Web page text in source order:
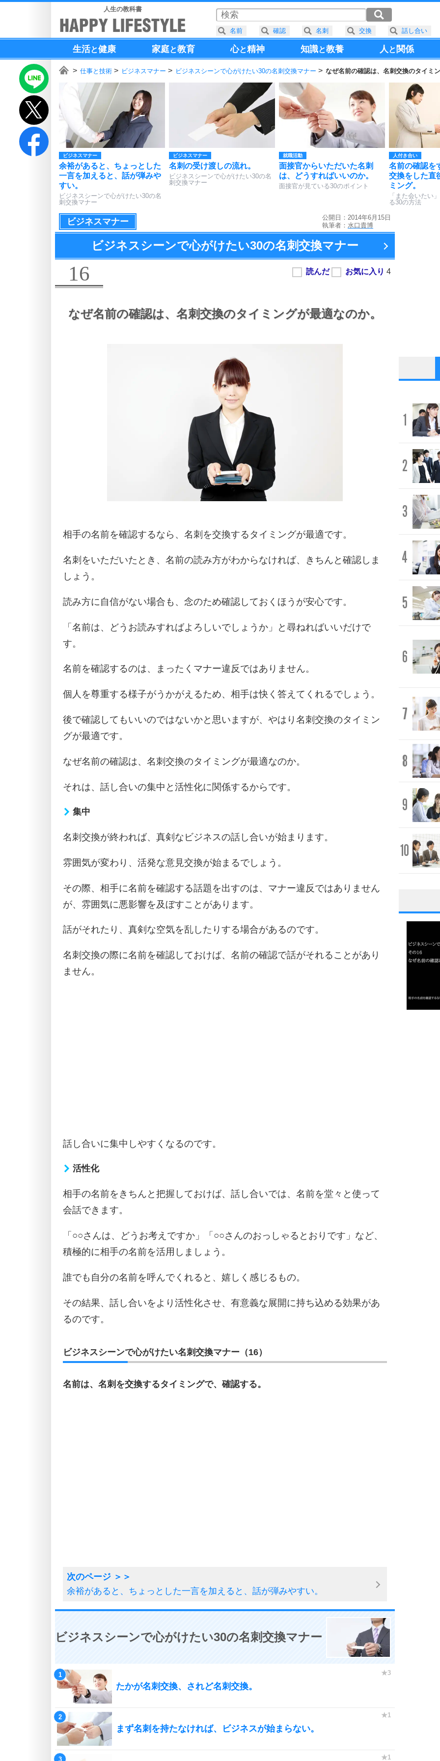
人生の教科書
生活と健康 家庭と教育 心と精神 知識と教養 人と 関係
仕事と技術 ビジネスマナー ビジネスシーンで心がけたい30の名刺交換マナー なぜ名前の確認は、名刺交換のタイミ
ビジネスマナー
余裕があると、ちょっとした
一言を加えると、話が弾みや
すい。
ビジネスシーンで心がけたい30の名
刺交換マナー
ビジネスマナー
名刺の受け渡しの流れ。
ビジネスシーンで心がけたい30の名
刺交換マナー
就職活動
面接官からいただいた名刺
は、どうすればいいのか。
面接官が見ている30のポイント
人付き合い
名前の確認を
交換をした直
ミング。
「また会いたい
る30の方法
ビジネスマナー
公開日：2014年6月15日
執筆者： 水口貴博
ビジネスシーンで心がけたい30の名刺交換マナー
16
なぜ名前の確認は、 名刺交換のタイミングが最適なのか。
相手の名前を確認するなら、名刺を交換するタイミングが最適です。
名刺をいただいたとき、名前の読み方がわからなければ、きちんと確認しま
しょう。
読み方に自信がない場合も、念のため確認しておくほうが安心です。
「名前は、どうお読みすればよろしいでしょうか」と尋ねればいいだけで
す。
名前を確認するのは、まったくマナー違反ではありません。
個人を尊重する様子がうかがえるため、相手は快く答えてくれるでしょう。
後で確認してもいいのではないかと思いますが、やはり名刺交換のタイミン
グが最適です。
なぜ名前の確認は、名刺交換のタイミングが最適なのか。
それは、話し合いの集中と活性化に関係するからです。
集中
名刺交換が終われば、真剣なビジネスの話し合いが始まります。
雰囲気が変わり、活発な意見交換が始まるでしょう。
その際、相手に名前を確認する話題を出すのは、マナー違反ではありません
が、雰囲気に悪影響を及ぼすことがあります。
話がそれたり、真剣な空気を乱したりする場合があるのです。
名刺交換の際に名前を確認しておけば、名前の確認で話がそれることがあり
ません。
話し合いに集中しやすくなるのです。
活性化
相手の名前をきちんと把握しておけば、話し合いでは、名前を堂々と使って
会話できます。
「○○さんは、どうお考えですか」「○○さんのおっしゃるとおりです」など、
積極的に相手の名前を活用しましょう。
誰でも自分の名前を呼んでくれると、嬉しく感じるもの。
その結果、話し合いをより活性化させ、有意義な展開に持ち込める効果があ
るのです。
ビジネスシーンで心がけたい名刺交換マナー（16）
名前は、名刺を交換するタイミングで、確認する。
余裕があると、ちょっとした一言を加えると、話が弾みやすい。
ビジネスシーンで心がけたい30の名刺交換マナー
たかが名刺交換、されど名刺交換。
まず名刺を持たなければ、ビジネスが始まらない。
1
2
3
4
5
6
7
8
9
10
1
3
名前 確認 名刺 交換 話し合い